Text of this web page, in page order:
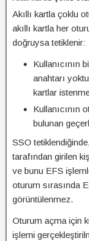
Akıllı kartla çoklu
akıllı kartla her
doğruysa tetiklenir:
Kullanıcının
anahtarı
kartlar
Kullanıcının
bulunan
SSO
tarafından girilen
ve bunu EFS
oturum sırasında
görüntülenmez.
Oturum açma için
işlemi